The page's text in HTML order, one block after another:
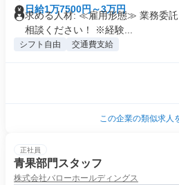
日給1万7500円～3万円
求める人材: ≪雇用形態≫ 業務委託
相談ください！ ※経験...
シフト自由 交通費支給
この企業の類似求人
正社員
青果部門スタッフ
株式会社バローホールディングス